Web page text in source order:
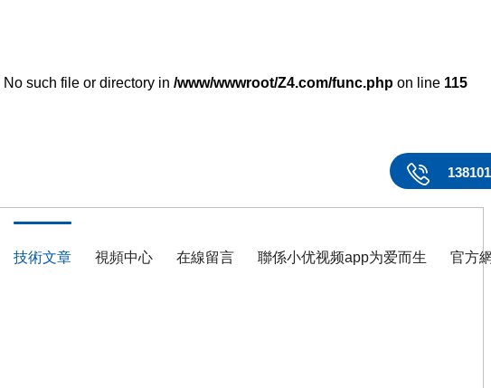
such file or directory in /www/wwwroot/Z4.com/func.php on line 115
技術文章 視頻中心 在線留言 聯係小优视频app为爱而生 官方